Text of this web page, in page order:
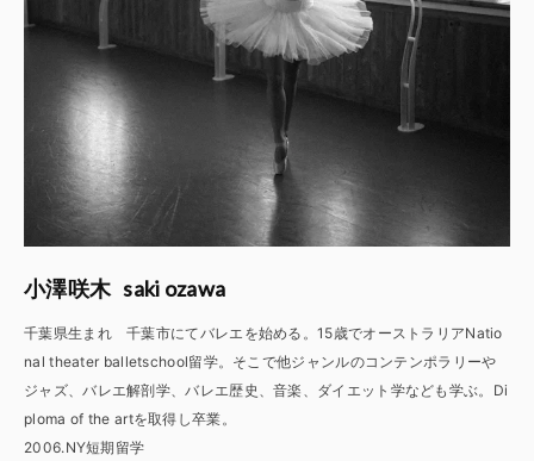
小澤咲木 saki ozawa
千葉県生まれ 千葉市にてバレエを始める。15歳でオーストラリアNatio
nal theater balletschool留学。そこで他ジャンルのコンテンポラリーや
ジャズ、バレエ解剖学、バレエ歴史、音楽、ダイエット学なども学ぶ。Di
ploma of the artを取得し卒業。
2006.NY短期留学